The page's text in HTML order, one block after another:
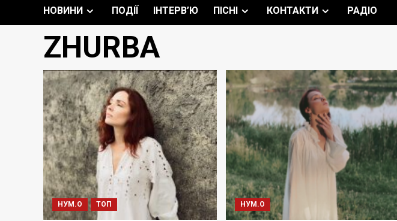
НОВИНИ ПОДІЇ ІНТЕРВ’Ю ПІСНІ КОНТАКТИ РАДІО
ZHURBA
НУМ.О ТОП НУМ.О